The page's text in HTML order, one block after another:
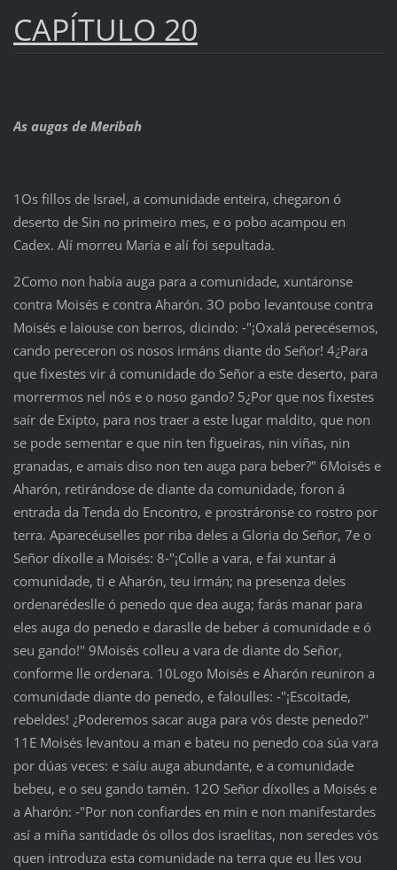
CAPÍTULO 20
As augas de Meribah
1Os fillos de Israel, a comunidade enteira, chegaron ó
deserto de Sin no primeiro mes, e o pobo acampou en
Cadex. Alí morreu María e alí foi sepultada.
2Como non había auga para a comunidade, xuntáronse
contra Moisés e contra Aharón. 3O pobo levantouse contra
Moisés e laiouse con berros, dicindo: ‑"¡Oxalá perecésemos,
cando pereceron os nosos irmáns diante do Señor! 4¿Para
que fixestes vir á comunidade do Señor a este deserto, para
morrermos nel nós e o noso gando? 5¿Por que nos fixestes
saír de Exipto, para nos traer a este lugar maldito, que non
se pode sementar e que nin ten figueiras, nin viñas, nin
granadas, e amais diso non ten auga para beber?" 6Moisés e
Aharón, retirándose de diante da comunidade, foron á
entrada da Tenda do Encontro, e prostráronse co rostro por
terra. Aparecéuselles por riba deles a Gloria do Señor, 7e o
Señor díxolle a Moisés: 8‑"¡Colle a vara, e fai xuntar á
comunidade, ti e Aharón, teu irmán; na presenza deles
ordenarédeslle ó penedo que dea auga; farás manar para
eles auga do penedo e daraslle de beber á comunidade e ó
seu gando!" 9Moisés colleu a vara de diante do Señor,
conforme lle ordenara. 10Logo Moisés e Aharón reuniron a
comunidade diante do penedo, e faloulles: ‑"¡Escoitade,
rebeldes! ¿Poderemos sacar auga para vós deste penedo?"
11E Moisés levantou a man e bateu no penedo coa súa vara
por dúas veces: e saíu auga abundante, e a comunidade
bebeu, e o seu gando tamén. 12O Señor díxolles a Moisés e
a Aharón: ‑"Por non confiardes en min e non manifestardes
así a miña santidade ós ollos dos israelitas, non seredes vós
quen introduza esta comunidade na terra que eu lles vou